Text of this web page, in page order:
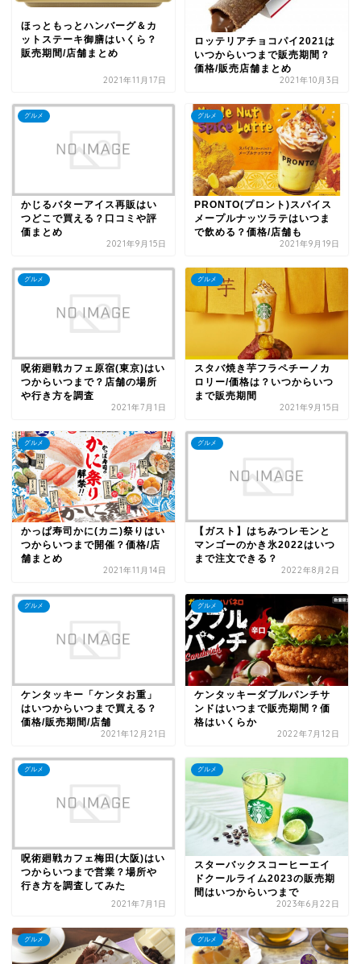
ほっともっとハンバーグ＆カ
ットステーキ御膳はいくら？
販売期間/店舗まとめ
2021年11月17日
ロッテリアチョコパイ2021は
いつからいつまで販売期間？
価格/販売店舗まとめ
2021年10月3日
グルメ
かじるバターアイス再販はい
つどこで買える？口コミや評
価まとめ
2021年9月15日
グルメ
PRONTO(プロント)スパイス
メープルナッツラテはいつま
で飲める？価格/店舗も
2021年9月19日
グルメ
呪術廻戦カフェ原宿(東京)はい
つからいつまで？店舗の場所
や行き方を調査
2021年7月1日
グルメ
スタバ焼き芋フラペチーノカ
ロリー/価格は？いつからいつ
まで販売期間
2021年9月15日
グルメ
かっぱ寿司かに(カニ)祭りはい
つからいつまで開催？価格/店
舗まとめ
2021年11月14日
グルメ
【ガスト】はちみつレモンと
マンゴーのかき氷2022はいつ
まで注文できる？
2022年8月2日
グルメ
ケンタッキー「ケンタお重」
はいつからいつまで買える？
価格/販売期間/店舗
2021年12月21日
グルメ
ケンタッキーダブルパンチサ
ンドはいつまで販売期間？価
格はいくらか
2022年7月12日
グルメ
呪術廻戦カフェ梅田(大阪)はい
つからいつまで営業？場所や
行き方を調査してみた
2021年7月1日
グルメ
スターバックスコーヒーエイ
ドクールライム2023の販売期
間はいつからいつまで
2023年6月22日
グルメ グルメ